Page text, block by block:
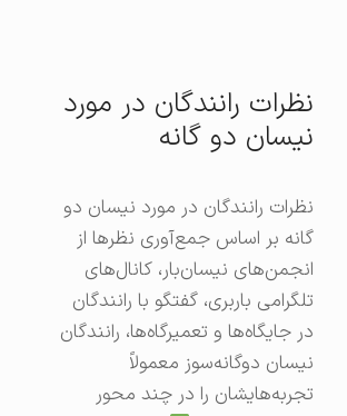
نظرات رانندگان در مورد
نیسان دو گانه
نظرات رانندگان در مورد نیسان دو
گانه بر اساس جمع‌آوری نظرها از
انجمن‌های نیسان‌بار، کانال‌های
تلگرامی باربری، گفتگو با رانندگان
در جایگاه‌ها و تعمیرگاه‌ها، رانندگان
نیسان دوگانه‌سوز معمولاً
تجربه‌هایشان را در چند محور